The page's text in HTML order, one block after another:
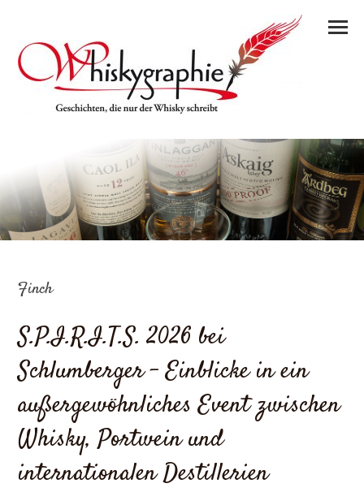
Finch
S.P.I.R.I.T.S. 2026 bei
Schlumberger – Einblicke in ein
außergewöhnliches Event zwischen
Whisky, Portwein und
internationalen Destillerien